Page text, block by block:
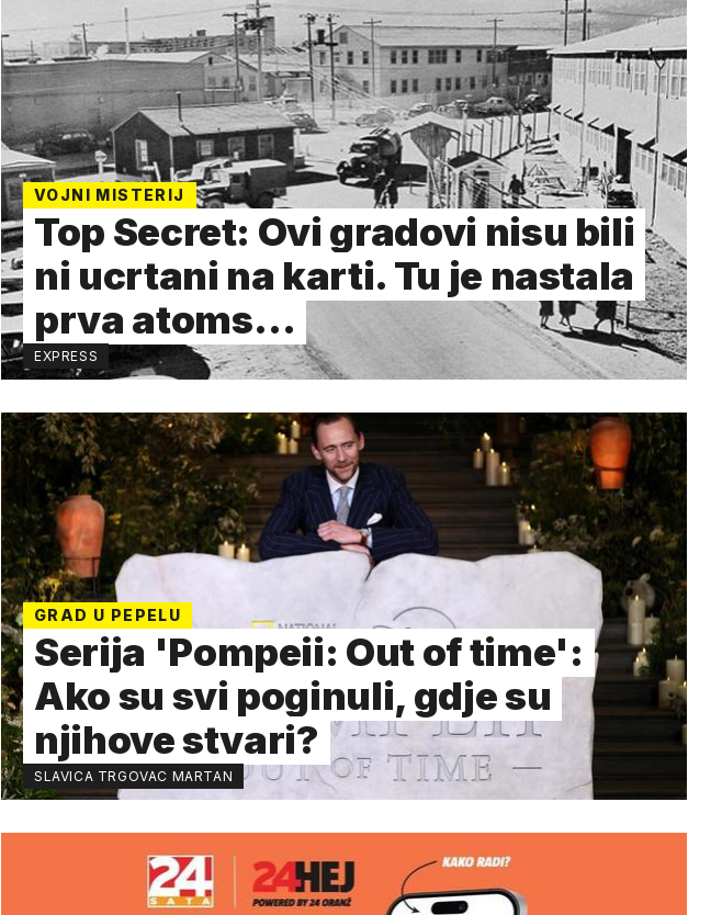
VOJNI MISTERIJ
Top Secret: Ovi gradovi nisu bili
ni ucrtani na karti. Tu je nastala
prva atoms…
EXPRESS
GRAD U PEPELU
Serija 'Pompeii: Out of time':
Ako su svi poginuli, gdje su
njihove stvari?
SLAVICA TRGOVAC MARTAN